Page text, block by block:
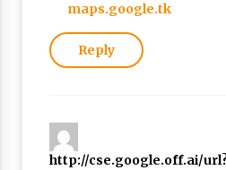
maps.google.tk
Reply
http://cse.google.off.ai/